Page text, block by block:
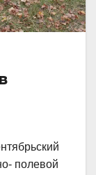
полевой